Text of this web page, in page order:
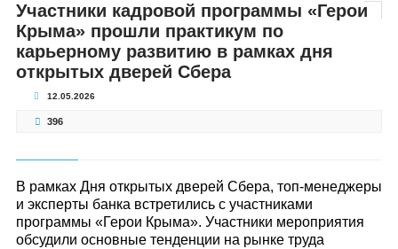
Участники кадровой программы «Герои
Крыма» прошли практикум по
карьерному развитию в рамках дня
открытых дверей Сбера
12.05.2026
396
В рамках Дня открытых дверей Сбера, топ-менеджеры
и эксперты банка встретились с участниками
программы «Герои Крыма». Участники мероприятия
обсудили основные тенденции на рынке труда